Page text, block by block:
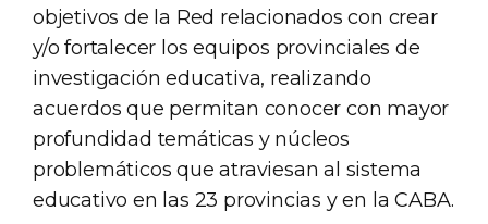
objetivos de la Red relacionados con crear
y/o fortalecer los equipos provinciales de
investigación educativa, realizando
acuerdos que permitan conocer con mayor
profundidad temáticas y núcleos
problemáticos que atraviesan al sistema
educativo en las 23 provincias y en la CABA.